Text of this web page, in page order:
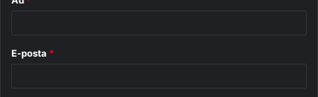
E-posta *